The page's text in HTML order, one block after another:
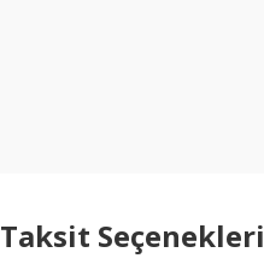
Taksit Seçenekleri